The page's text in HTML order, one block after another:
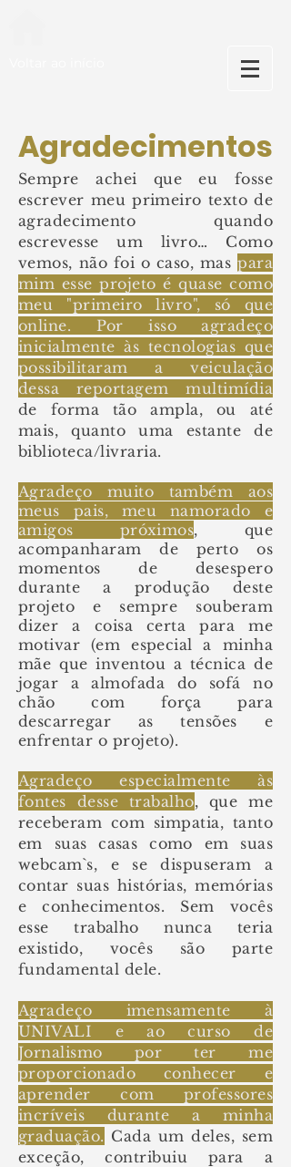
Agradecimentos
Sempre achei que eu fosse
escrever meu primeiro texto de
agradecimento quando
escrevesse um livro… Como
vemos, não foi o caso, maspara
mim esse projeto é quase como
meu "primeiro livro", só que
online. Por isso agradeço
inicialmente às tecnologias que
possibilitaram a veiculação
dessa reportagem multimídia
de forma tão ampla, ou até
mais, quanto uma estante de
biblioteca/livraria.
Agradeço muito também aos
meus pais, meu namorado e
amigos próximos, que
acompanharam de perto os
momentos de desespero
durante a produção deste
projeto e sempre souberam
dizer a coisa certa para me
motivar (em especial a minha
mãe que inventou a técnica de
jogar a almofada do sofá no
chão com força para
descarregar astensões e
enfrentar o projeto).
Agradeço especialmente às
fontes desse trabalho, que me
receberam com simpatia, tanto
em suas casas como em suas
webcam`s, e se dispuseram a
contar suas histórias, memórias
e conhecimentos. Sem vocês
esse trabalho nunca teria
existido, vocês são parte
fundamental dele.
Agradeço imensamente à
UNIVALI e ao curso de
Jornalismo por ter me
proporcionado conhecer e
aprender com professores
incríveis durante a minha
graduação. Cada um deles, sem
exceção, contribuiu para a